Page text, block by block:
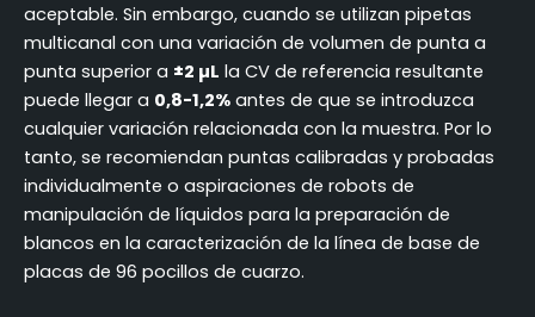
aceptable. Sin embargo, cuando se utilizan pipetas
multicanal con una variación de volumen de punta a
punta superior a ±2 µL la CV de referencia resultante
puede llegar a 0,8-1,2% antes de que se introduzca
cualquier variación relacionada con la muestra. Por lo
tanto, se recomiendan puntas calibradas y probadas
individualmente o aspiraciones de robots de
manipulación de líquidos para la preparación de
blancos en la caracterización de la línea de base de
placas de 96 pocillos de cuarzo.